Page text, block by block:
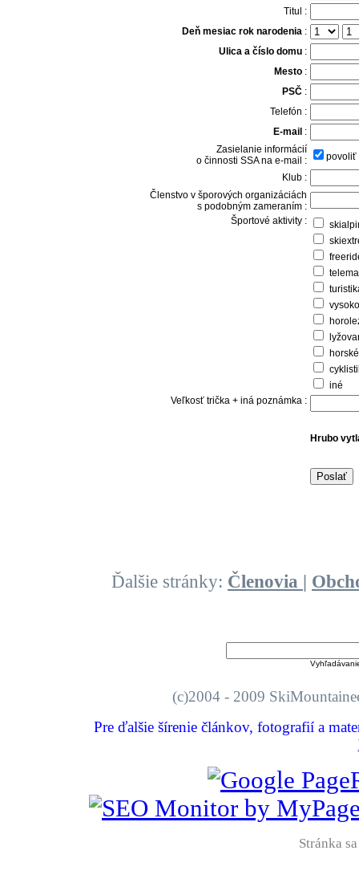
Titul :
Deň mesiac rok narodenia :
Ulica a číslo domu :
Mesto :
PSČ :
Telefón :
E-mail :
Zasielanie informácií
o činnosti SSA na e-mail :
povoliť
Klub :
Členstvo v šporových organizáciách
s podobným zameraním :
Športové aktivity :
iné
Veľkosť trička + iná poznámka :
Hrubo
Ďalšie stránky: Členovia |
(c)2004 - 2009
Pre ďalšie šírenie článkov, fotografií a
Stránka